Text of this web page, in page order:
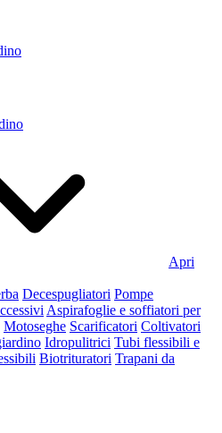
Apri
Decespugliatori Pompe
Aspirafoglie e soffiatori per
Motoseghe Scarificatori Coltivatori
Idropulitrici Tubi flessibili e
Biotrituratori Trapani da